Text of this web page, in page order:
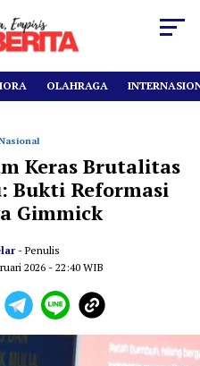
OLAHRAGA
Keras Brutalitas
Bukti Reformasi
Gimmick
- Penulis
2026 - 22:40 WIB